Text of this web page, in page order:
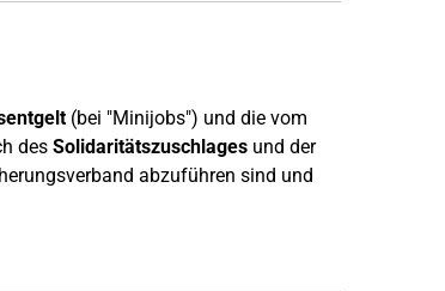
(bei "Minijobs") und die vom
des Solidaritätszuschlagesund der
abzuführen sind und